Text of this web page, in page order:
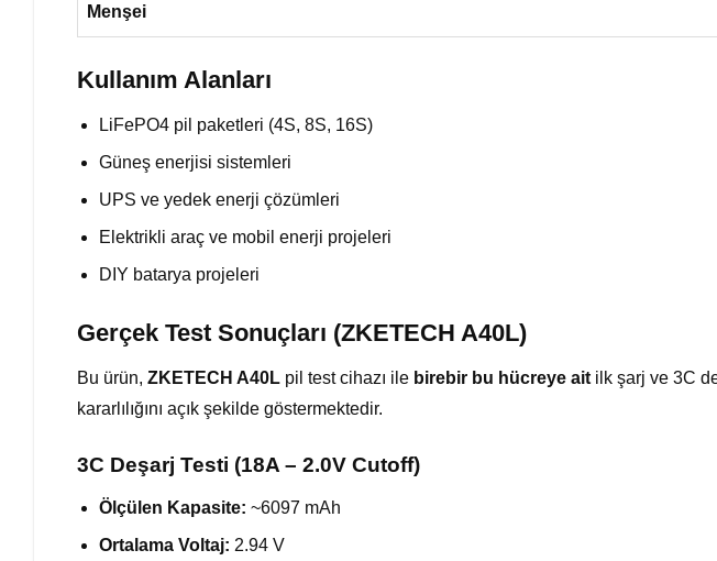
Menşei
Kullanım Alanları
LiFePO4 pil paketleri (4S, 8S, 16S)
Güneş enerjisi sistemleri
UPS ve yedek enerji çözümleri
Elektrikli araç ve mobil enerji projeleri
DIY batarya projeleri
Gerçek Test Sonuçları (ZKETECH A40L)
Bu ürün,ZKETECH A40L pil test cihazı ile birebir bu hücreye ait ilk şarj ve 3C
kararlılığını açık şekilde göstermektedir.
3C Deşarj Testi (18A – 2.0V Cutoff)
Ölçülen Kapasite: ~6097 mAh
Ortalama Voltaj: 2.94 V